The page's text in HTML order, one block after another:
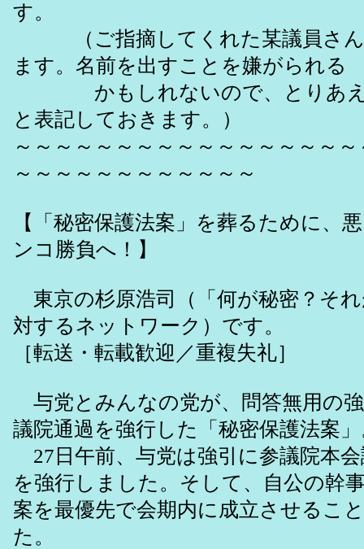
す。
（ご指摘してくれた某議員さん
ます。名前を出すことを嫌がられる
かもしれないので、とりあえ
と表記しておきます。）
～～～～～～～～～～～～～～～～
～～～～～～～～～～～～
【「秘密保護法案」を葬るために、
ンコ勝負へ！】
東京の杉原浩司（「何が秘密？そ
対するネットワーク）です。
［転送・転載歓迎／重複失礼］
与党とみんなの党が、問答無用の
議院通過を強行した「秘密保護法案
27日午前、与党は強引に参議院本
を強行しました。そして、自公の幹
案を最優先で会期内に成立させるこ
た。